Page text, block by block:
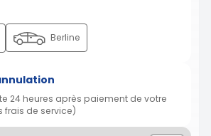
Berline
24 heures après paiement de votre
de service)